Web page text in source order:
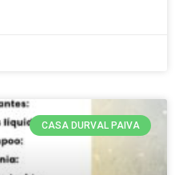
CASA DURVAL PAIVA